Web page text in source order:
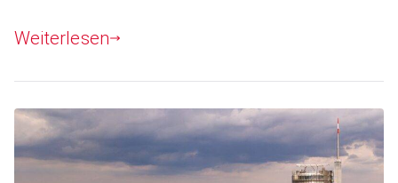
Weiterlesen